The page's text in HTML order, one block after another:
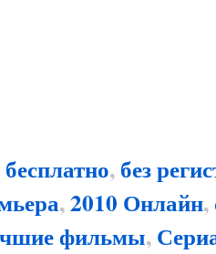
,без
,2010 Онлайн,
фильмы,